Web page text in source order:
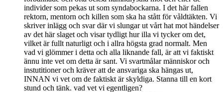
individer som pekas ut som syndabockarna. I det här fallen
rektorn, mentorn och killen som ska ha stått för våldtäkten. Vi
skriver inlägg och svar där vi slungar ut vårt hat mot händelser
av det här slaget och visar tydligt hur illa vi tycker om det,
vilket är fullt naturligt och i allra högsta grad normalt. Men
vad vi glömmer i detta och alla liknande fall, är att vi faktiskt
ännu inte vet om detta är sant. Vi svartmålar människor och
instutitioner och kräver att de ansvariga ska hängas ut,
INNAN vi vet om de faktiskt är skyldiga. Stanna till en kort
stund och tänk. vad vet vi egentligen?